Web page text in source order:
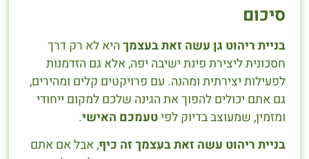
סיכום
בניית ריהוט גן עשה זאת בעצמך היא לא רק דרך
חסכונית ליצירת פינת ישיבה יפה, אלא גם הזדמנות
לפעילות יצירתית ומהנה. עם פרויקטים קלים ומהירים,
גם אתם יכולים להפוך את הגינה שלכם למקום ייחודי
ומזמין, שמעוצב בדיוק לפיטעמכם האישי.
בניית ריהוט עשה זאת בעצמך זה כיף, אבל אם אתם